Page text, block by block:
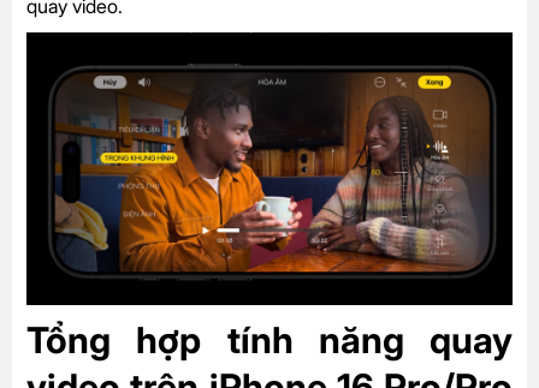
quay video.
Tổng hợp tính năng quay